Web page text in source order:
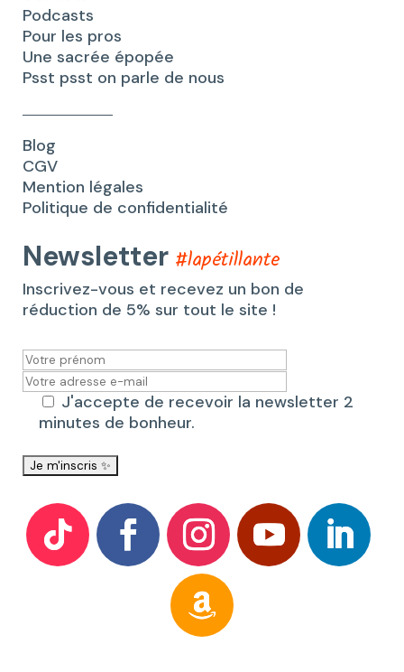
Podcasts
Pour les pros
Une sacrée épopée
Psst psst on parle de nous
Blog
CGV
Mention légales
Politique de confidentialité
Newsletter #lapétillante
Inscrivez-vous et recevez un bon de
réduction de 5% sur tout le site !
J'accepte de recevoir la newsletter 2
minutes de bonheur.